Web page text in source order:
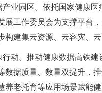
业园区。依托国家健康
展工作委员会为支撑平台
构建集云资源、云容灾、
动。推动健康数据高铁
数据质量、数量双提升，
老托育等应用场景赋能